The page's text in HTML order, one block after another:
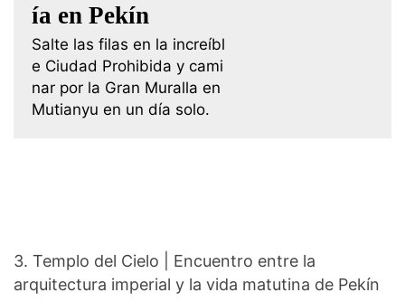
ía en Pekín
Salte las filas en la increíbl
e Ciudad Prohibida y cami
nar por la Gran Muralla en
Mutianyu en un día solo.
3. Templo del Cielo | Encuentro entre la
arquitectura imperial y la vida matutina de Pekín